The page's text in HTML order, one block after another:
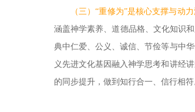
（三）“重修为”是核心支撑与动
涵盖神学素养、道德品格、文化知识
典中仁爱、公义、诚信、节俭等与中
义先进文化基因融入神学思考和讲经
的同步提升，做到知行合一、信行相符